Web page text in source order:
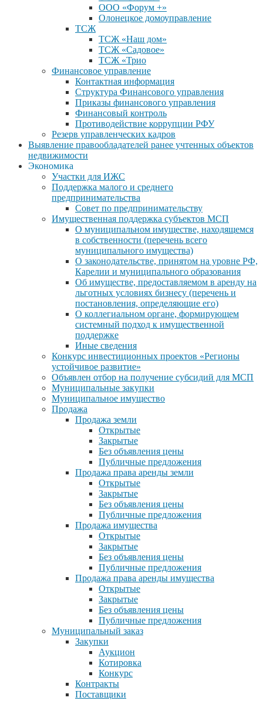
ООО «Форум +»
Олонецкое домоуправление
ТСЖ
ТСЖ «Наш дом»
ТСЖ «Садовое»
ТСЖ «Трио
Финансовое управление
Контактная информация
Структура Финансового управления
Приказы финансового управления
Финансовый контроль
Противодействие коррупции РФУ
Резерв управленческих кадров
Выявление правообладателей ранее учтенных объектов
недвижимости
Экономика
Участки для ИЖС
Поддержка малого и среднего
предпринимательства
Совет по предпринимательству
Имущественная поддержка субъектов МСП
О муниципальном имуществе, находящемся
в собственности (перечень всего
муниципального имущества)
О законодательстве, принятом на уровне РФ,
Карелии и муниципального образования
Об имуществе, предоставляемом в аренду на
льготных условиях бизнесу (перечень и
постановления, определяющие его)
О коллегиальном органе, формирующем
системный подход к имущественной
поддержке
Иные сведения
Конкурс инвестиционных проектов «Регионы
устойчивое развитие»
Объявлен отбор на получение субсидий для МСП
Муниципальные закупки
Муниципальное имущество
Продажа
Продажа земли
Открытые
Закрытые
Без объявления цены
Публичные предложения
Продажа права аренды земли
Открытые
Закрытые
Без объявления цены
Публичные предложения
Продажа имущества
Открытые
Закрытые
Без объявления цены
Публичные предложения
Продажа права аренды имущества
Открытые
Закрытые
Без объявления цены
Публичные предложения
Муниципальный заказ
Закупки
Аукцион
Котировка
Конкурс
Контракты
Поставщики